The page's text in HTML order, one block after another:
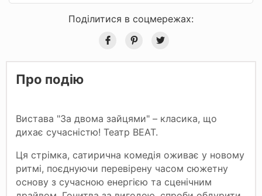
Поділитися в соцмережах:
Про подію
Вистава "За двома зайцями" – класика, що
дихає сучасністю! Театр ВЕАТ.
Ця стрімка, сатирична комедія оживає у новому
ритмі, поєднуючи перевірену часом сюжетну
основу з сучасною енергією та сценічним